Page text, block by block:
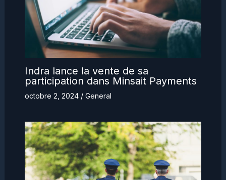
Indra lance la vente de sa
participation dans Minsait Payments
octobre 2, 2024 / General